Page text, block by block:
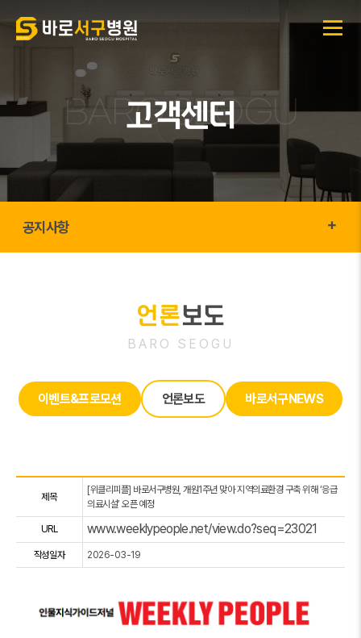
고객센터
공지사항
언론보도
BARO SEOGU
이벤트&프로모션 언론보도 바로서구NEWS
제목
[위클리피플] 바로서구병원, 개원1주년 맞아 지역의료환경 구축 위해 ‘응급
의료시설’ 오픈 예정
URL www.weeklypeople.net/view.do?seq=23021
작성일자 2026-03-19